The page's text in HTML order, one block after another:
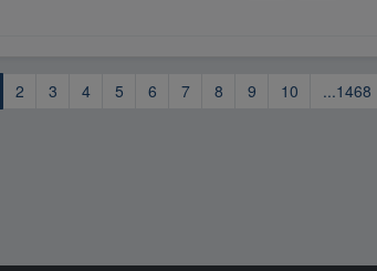
2 3 4 5 6 7 8 9 10 ...1468